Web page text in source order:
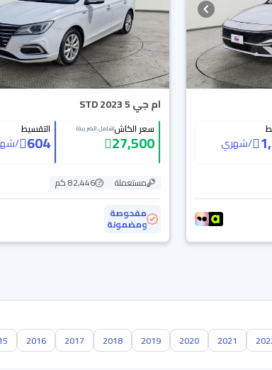
/شهري
ام جي 5 STD 2023
سعر الكاش(شامل الضريبة)
27,500
التقسيط
604
/
مستعملة
82,446 كم
مفحوصة
ومضمونة
2021
2020
2019
2018
2017
2016